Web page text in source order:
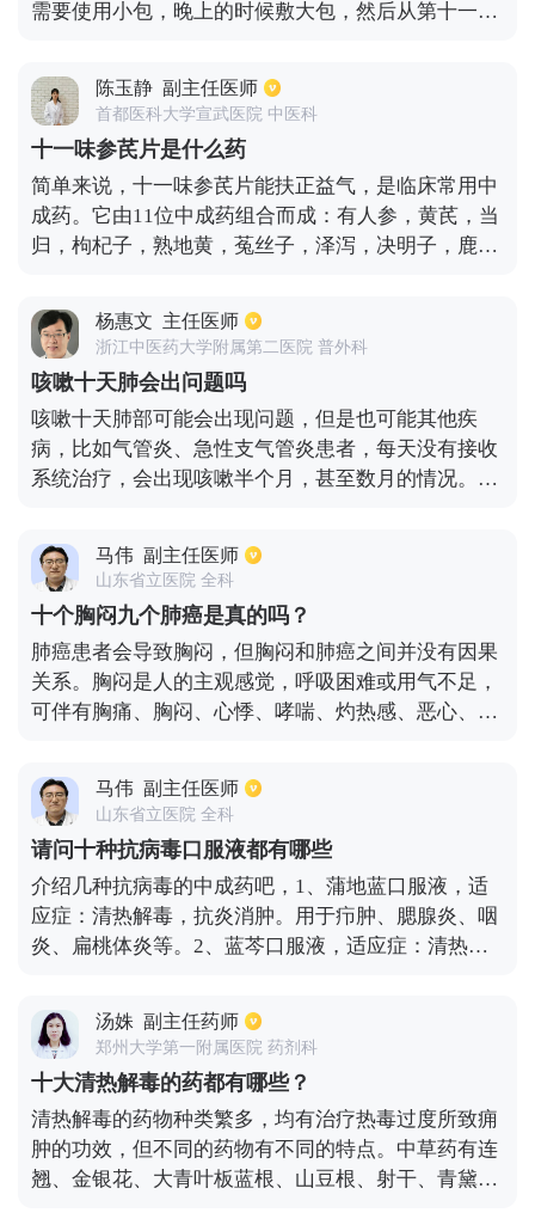
需要使用小包，晚上的时候敷大包，然后从第十一天
生瘦瘦包一般是使用一个月，敷了包之后一个小时之
内不能喝水。每天的喝水量要有所控制，在500到
800ml这个范围。而且一定要禁酒，禁咖啡，禁茶，
晚上7点之后不能吃任何东西，也不能喝水。
陈玉静 副主任医师
首都医科大学宣武医院 中医科
十一味参芪片是什么药
简单来说，十一味参芪片能扶正益气，是临床常用中
成药。它由11位中成药组合而成：有人参，黄芪，当
归，枸杞子，熟地黄，菟丝子，泽泻，决明子，鹿角
胃的作用，常用于治疗贫血、化疗后血细胞减少、血
小板降低。改善气血两亏，体质虚弱，纳差等。化疗
期间给药，是常用辅助中成药。临床应用较广泛，疗
效理想。
杨惠文 主任医师
浙江中医药大学附属第二医院 普外科
咳嗽十天肺会出问题吗
咳嗽十天肺部可能会出现问题，但是也可能其他疾
病，比如气管炎、急性支气管炎患者，每天没有接收
系统治疗，会出现咳嗽半个月，甚至数月的情况。肺
半个多月，还会出现发热、消瘦等其他病症。急性肺
脓肿的患者同样会出现咳嗽十天的情况。
马伟 副主任医师
山东省立医院 全科
十个胸闷九个肺癌是真的吗？
肺癌患者会导致胸闷，但胸闷和肺癌之间并没有因果
关系。胸闷是人的主观感觉，呼吸困难或用气不足，
可伴有胸痛、胸闷、心悸、哮喘、灼热感、恶心、呕
气管肿瘤、气管狭窄、气管压迫如甲状腺肿大、纵隔
肿瘤等。也可见于肺气肿、支气管炎、哮喘、肺不
张、肺梗塞、气胸等。可见于先天性心脏病、风湿性
心脏瓣膜病、冠心病、肺心病等。可见于膈肌麻痹、
代谢性疾病、酸碱平衡紊乱等。
马伟 副主任医师
山东省立医院 全科
请问十种抗病毒口服液都有哪些
介绍几种抗病毒的中成药吧，1、蒲地蓝口服液，适
应症：清热解毒，抗炎消肿。用于疖肿、腮腺炎、咽
炎、扁桃体炎等。2、蓝芩口服液，适应症：清热解
热解毒，利咽止咳。用于上呼吸道感染外感风热症。
4、连花清瘟胶囊适应症：清瘟解毒，宣肺泄热。用
于治疗流行性感冒属热毒袭肺证，症见：发热或高
热，恶寒，肌肉酸痛，鼻塞流涕，咳嗽，头痛，咽干
咽痛，舌偏红，苔黄或黄腻等。5、双黄连口服液适
应症：疏风解表，清热解毒。用于外感风热所致的感
汤姝 副主任药师
郑州大学第一附属医院 药剂科
十大清热解毒的药都有哪些？
清热解毒的药物种类繁多，均有治疗热毒过度所致痈
肿的功效，但不同的药物有不同的特点。中草药有连
翘、金银花、大青叶板蓝根、山豆根、射干、青黛、